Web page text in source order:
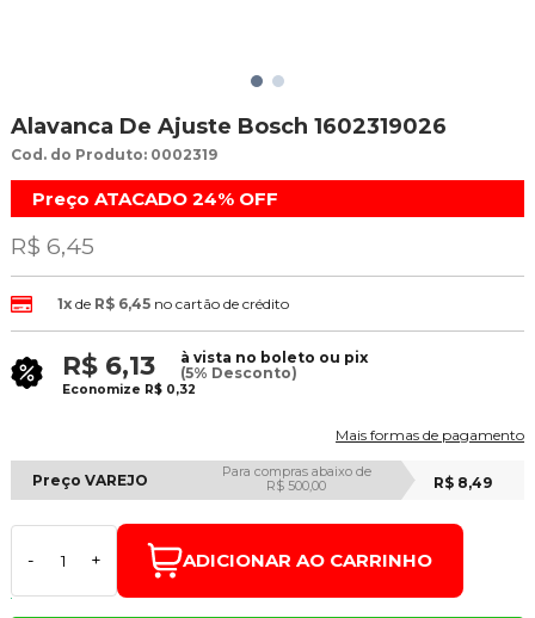
Alavanca De Ajuste Bosch 1602319026
Cod. do Produto: 0002319
Preço ATACADO 24% OFF
R$ 6,45
1xde R$ 6,45 no cartão de crédito
R$ 6,13
à vista no boleto ou pix
(5% Desconto)
Economize R$ 0,32
Mais formas de pagamento
Preço VAREJO
Para compras abaixo de
R$ 500,00
R$ 8,49
- + ADICIONAR AO CARRINHO